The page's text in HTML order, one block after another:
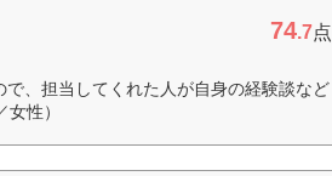
74.7点
、担当してくれた人が自身の経験談など
性）